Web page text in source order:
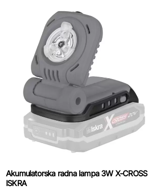
Akumulatorska radna lampa 3W X-CROSS
ISKRA